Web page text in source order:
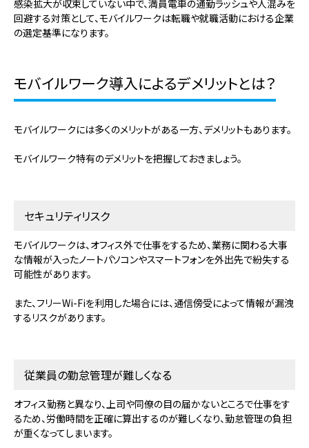
感染拡大が収束していない中で、満員電車の通勤ラッシュや人混みを
回避する対策として、モバイルワークは転職や就職活動における企業
の選定基準になります。
モバイルワーク導入によるデメリットとは？
モバイルワークには多くのメリットがある一方、デメリットもあります。
モバイルワーク特有のデメリットを把握しておきましょう。
セキュリティリスク
モバイルワークは、オフィス外で仕事をするため、業務に関わる大事
な情報が入ったノートパソコンやスマートフォンを外出先で紛失する
可能性があります。
また、フリーWi-Fiを利用した場合には、通信傍受によって情報が漏洩
するリスクがあります。
従業員の勤怠管理が難しくなる
オフィス勤務と異なり、上司や同僚の目の届かないところで仕事をす
るため、労働時間を正確に算出するのが難しくなり、勤怠管理の負担
が重くなってしまいます。